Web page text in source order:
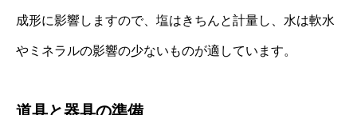
成形に影響しますので、塩はきちんと計量し、水は軟水
やミネラルの影響の少ないものが適しています。
道具と器具の準備